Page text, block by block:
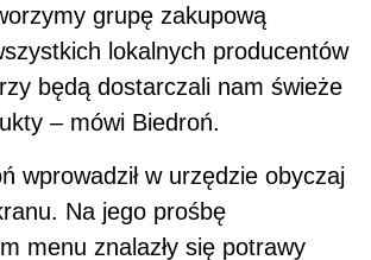
grupę zakupową
lokalnych producentów
będą dostarczali nam świeże
– mówi Biedroń.
wprowadził w urzędzie obyczaj
Na jego prośbę
menu znalazły się potrawy